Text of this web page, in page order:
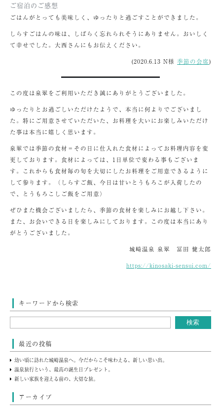
ご宿泊のご感想
ごはんがとっても美味しく、ゆったりと過ごすことができました。
しらすごはんの味は、しばらく忘れられそうにありません。おいしく
て幸せでした。大西さんにもお伝えください。
(2020.6.13 N様 季節の会席)
この度は泉翠をご利用いただき誠にありがとうございました。
ゆったりとお過ごしいただけたようで、本当に何よりでございまし
た。特にご用意させていただいた、お料理を大いにお楽しみいただけ
た事は本当に嬉しく思います。
泉翠では季節の食材＝その日に仕入れた食材によってお料理内容を変
更しております。食材によっては、1日単位で変わる事もございま
す。これからも食材毎の旬を大切にしたお料理をご用意できるように
して参ります。（しらすご飯、今日は甘いとうもろこが入荷したの
で、とうもろこしご飯をご用意）
ぜひまた機会ございましたら、季節の食材を楽しみにお越し下さい。
また、お会いできる日を楽しみにしております。この度は本当にあり
がとうございました。
城崎温泉 泉翠 冨田 健太郎
https://kinosaki-sensui.com/
キーワードから検索
最近の投稿
幼い頃に訪れた城崎温泉へ。今だからこそ味わえる、新しい思い出。
温泉旅行という、最高の誕生日プレゼント。
新しい家族を迎える前の、大切な旅。
アーカイブ